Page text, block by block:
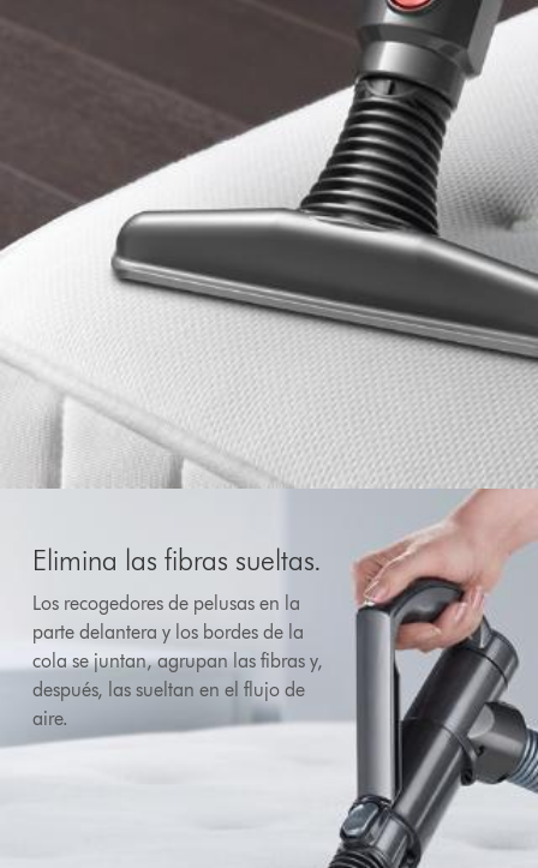
Elimina las fibras sueltas.
Los recogedores de pelusas en la
parte delantera y los bordes de la
cola se juntan, agrupan las fibras y,
después, las sueltan en el flujo de
aire.